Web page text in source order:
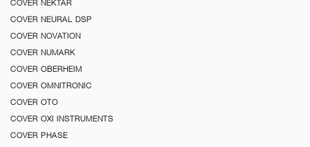
COVER NEKTAR
COVER NEURAL DSP
COVER NOVATION
COVER NUMARK
COVER OBERHEIM
COVER OMNITRONIC
COVER OTO
COVER OXI INSTRUMENTS
COVER PHASE